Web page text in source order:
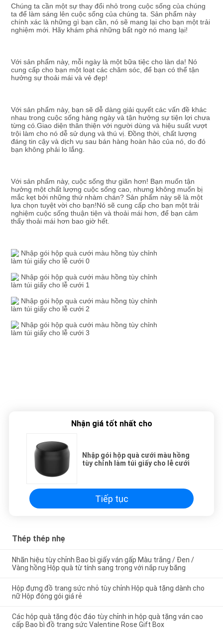
HỆ
VỚI
TÔI
TỨC
YÊU
CẦU
ĐẶT
GIÁ
SƠ
TRANG
WEB
CHÍNH
SÁCH
BẢO
Chúng ta cần một sự thay đổi nhỏ trong cuộc sống của chúng
ta để làm sáng lên cuộc sống của chúng ta. Sản phẩm này
chính xác là những gì bạn cần, nó sẽ mang lại cho bạn một trải
nghiệm mới. Hãy khám phá những bất ngờ nó mang lại!
Với sản phẩm này, mỗi ngày là một bữa tiệc cho làn da! Nó
cung cấp cho bạn một loạt các chăm sóc, để bạn có thể tận
hưởng sự thoải mái và vẻ đẹp!
Với sản phẩm này, bạn sẽ dễ dàng giải quyết các vấn đề khác
nhau trong cuộc sống hàng ngày và tận hưởng sự tiện lợi chưa
từng có.Giao diện thân thiện với người dùng và hiệu suất vượt
trội làm cho nó dễ sử dụng và thú vị. Đồng thời, chất lượng
đáng tin cậy và dịch vụ sau bán hàng hoàn hảo của nó, do đó
bạn không phải lo lắng.
Với sản phẩm này, cuộc sống thư giãn hơn! Bạn muốn tận
hưởng một chất lượng cuộc sống cao, nhưng không muốn bị
mắc kẹt bởi những thứ nhàm chán? Sản phẩm này sẽ là một
lựa chọn tuyệt vời cho bạn!Nó sẽ cung cấp cho bạn một trải
nghiệm cuộc sống thuận tiện và thoải mái hơn, để bạn cảm
thấy thoải mái hơn bao giờ hết.
Nhận giá tốt nhất cho
Nhập gói hộp quà cưới màu hồng
tùy chỉnh làm túi giấy cho lễ cưới
Tiếp tục
Thép thép nhẹ
Nhãn hiệu tùy chỉnh Bao bì giấy ván gấp Màu trắng / Đen /
Vàng hồng Hộp quà từ tính sang trọng với nắp ruy băng
Hộp đựng đồ trang sức nhỏ tùy chỉnh Hộp quà tặng dành cho
nữ Hộp đóng gói giá rẻ
Các hộp quà tặng độc đáo tùy chỉnh in hộp quà tặng ván cao
cấp Bao bì đồ trang sức Valentine Rose Gift Box